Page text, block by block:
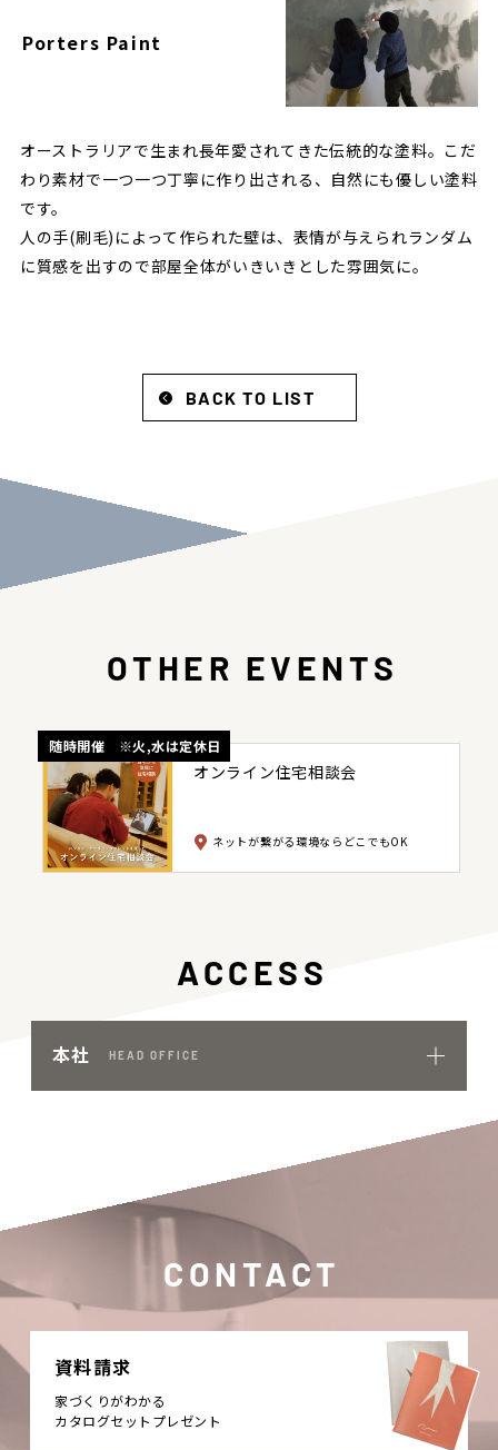
Porters Paint
オーストラリアで生まれ長年愛されてきた伝統的な塗料。こだ
わり素材で一つ一つ丁寧に作り出される、自然にも優しい塗料
です。
人の手(刷毛)によって作られた壁は、表情が与えられランダム
に質感を出すので部屋全体がいきいきとした雰囲気に。
BACK TO LIST
OTHER EVENTS
随時開催 ※火,水は定休日
オンライン住宅相談会
ネットが繋がる環境ならどこでもOK
ACCESS
本社 HEAD OFFICE
CONTACT
資料請求
家づくりがわかる
カタログセットプレゼント